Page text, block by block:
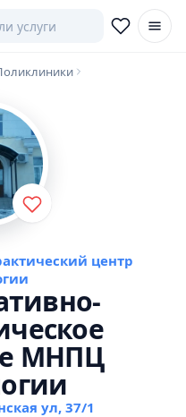
центр
МНПЦ
ул, 37/1